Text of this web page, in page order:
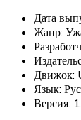
Дата
Жанр:
Движок:
Язык:
Версия: